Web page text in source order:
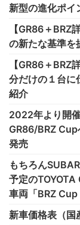
新型の進化ポイ
【GR86＋BRZ
の新たな基準を
【GR86＋BRZ
分だけの１台に
紹介
2022年より開
GR86/BRZ
発売
もちろん
予定の
車両「BRZ
新車価格表（国